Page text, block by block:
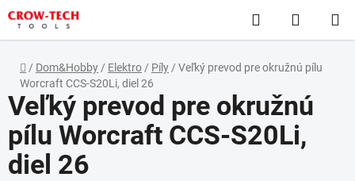
Prejsť
na
obsah
Hľadať
KOŠÍK
Domov
/ Dom&Hobby / Elektro / Píly / Veľký prevod pre okružnú pílu
Worcraft CCS-S20Li, diel 26
Veľký prevod pre okružnú
pílu Worcraft CCS-S20Li,
diel 26